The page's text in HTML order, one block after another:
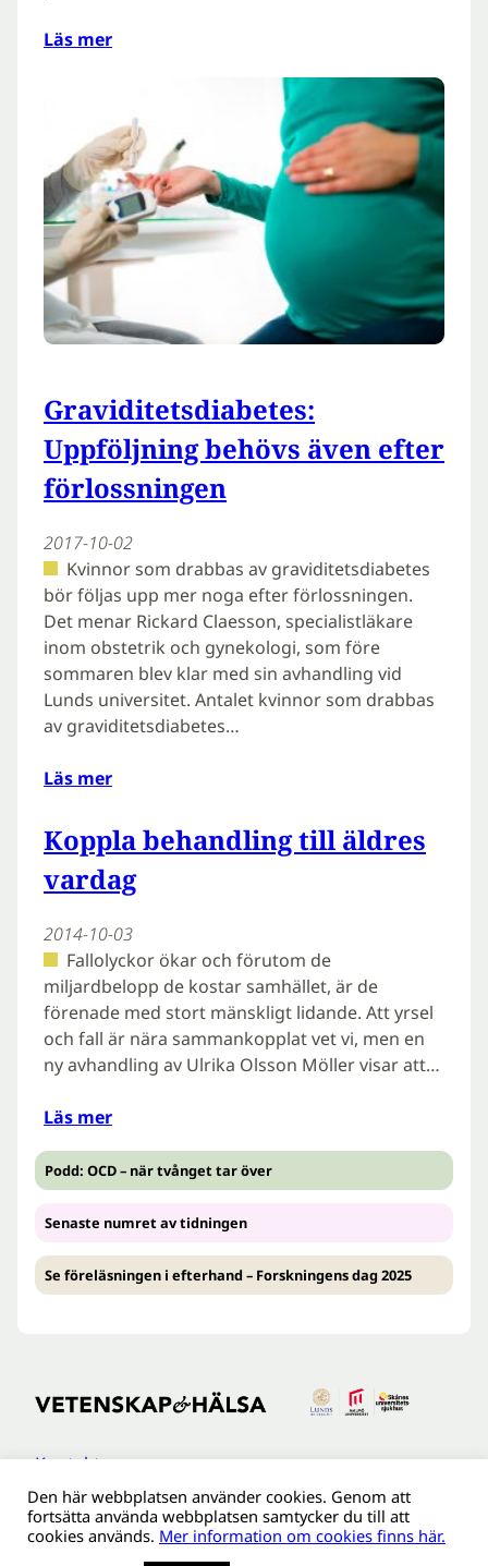
Läs mer
Graviditetsdiabetes:
Uppföljning behövs även efter
förlossningen
2017-10-02
Kvinnor som drabbas av graviditetsdiabetes
bör följas upp mer noga efter förlossningen.
Det menar Rickard Claesson, specialistläkare
inom obstetrik och gynekologi, som före
sommaren blev klar med sin avhandling vid
Lunds universitet. Antalet kvinnor som drabbas
av graviditetsdiabetes…
Läs mer
Koppla behandling till äldres
vardag
2014-10-03
Fallolyckor ökar och förutom de
miljardbelopp de kostar samhället, är de
förenade med stort mänskligt lidande. Att yrsel
och fall är nära sammankopplat vet vi, men en
ny avhandling av Ulrika Olsson Möller visar att…
Läs mer
Podd: OCD – när tvånget tar över
Senaste numret av tidningen
Se föreläsningen i efterhand – Forskningens dag 2025
Kontakt
Tillgänglighetsredogöreldse
Om webbplatsen
Den här webbplatsen använder cookies. Genom att
fortsätta använda webbplatsen samtycker du till att
cookies används. Mer information om cookies finns här.